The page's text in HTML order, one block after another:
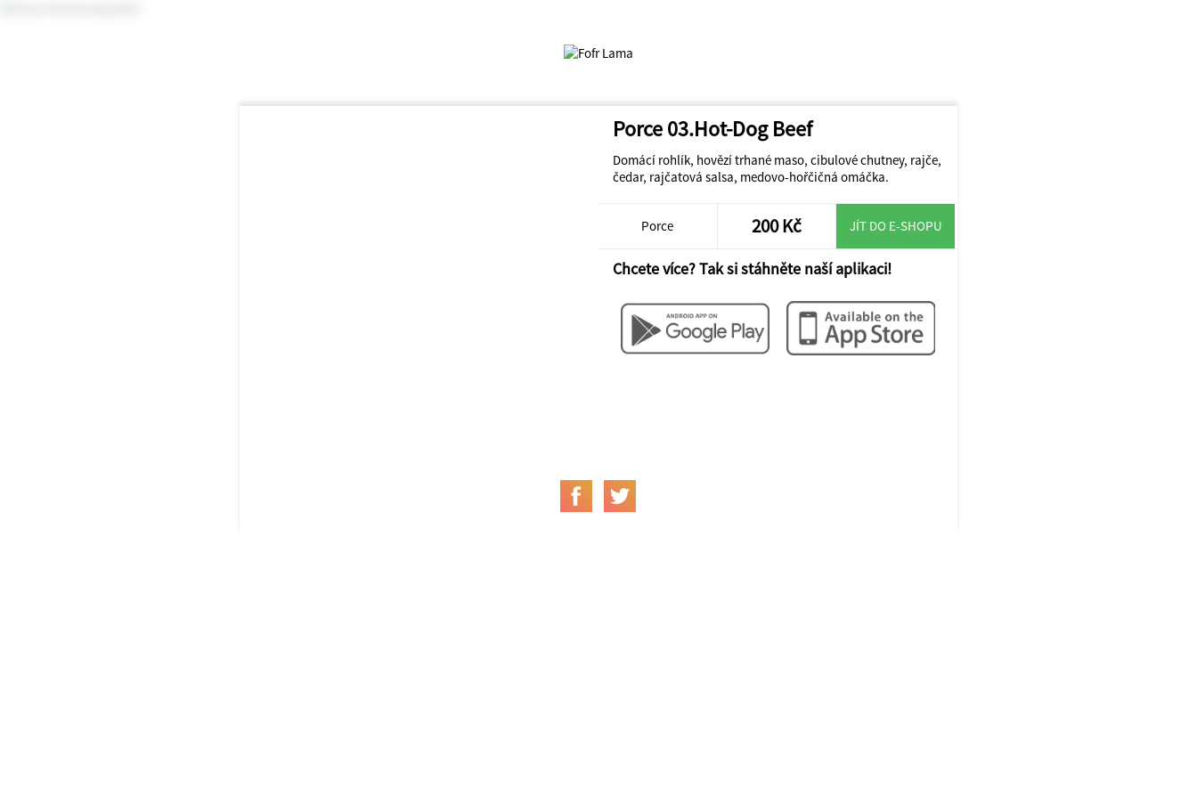
Porce 03.Hot-Dog Beef
Domácí rohlík, hovězí trhané maso, cibulové chutney, rajče,
čedar, rajčatová salsa, medovo-hořčičná omáčka.
Porce 200 Kč JÍT DO E-SHOPU
Chcete více? Tak si stáhněte naší aplikaci!